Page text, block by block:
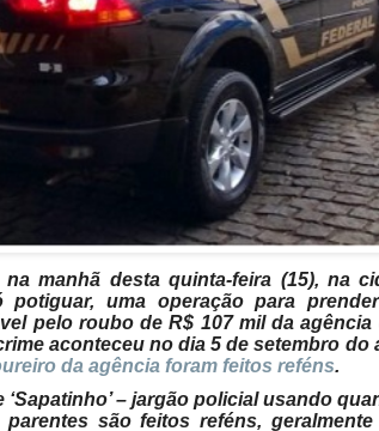
manhã desta quinta-feira (15), na
potiguar, uma operação para
pelo roubo de R$ 107 mil da
aconteceu no dia 5 de setembro do
da agência foram feitos reféns.
‘Sapatinho’ – jargão policial usando
são feitos reféns,